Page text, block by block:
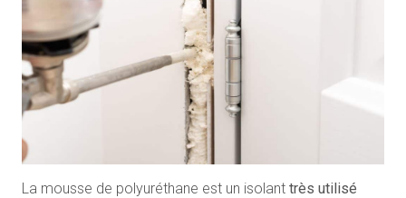
La mousse de polyuréthane est un isolant très utilisé